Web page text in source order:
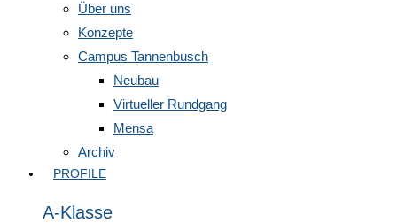
Über uns
Konzepte
Campus Tannenbusch
Neubau
Virtueller Rundgang
Mensa
Archiv
PROFILE
A-Klasse